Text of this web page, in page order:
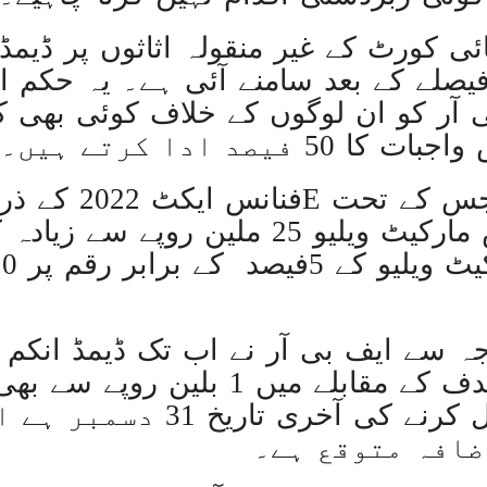
چین کے شمال مغربی حصے میں زلزلے سے ہلاکتوں کی تعداد
غزہ؛ حماس کے ہاتھوں مزید 7 اسرائیلی فوجی ہلاک، مجموعی تعداد 129 ہوگئی
اطالوی وزیراعظم کا سعودیہ میں مرتد
اسرائیل کا فارعہ میں
یواےای کے سفیر کا دورہ نیول
اٹلی کی
غزہ: اسکول پر
کورٹ کے غیر منقولہ اثاثوں پر
کے بعد سامنے آئی ہے۔ یہ حکم
آر کو ان لوگوں کے خلاف کوئی بھی
ادا کرتے ہیں۔
رہائشی افراد کے پاس مارکیٹ ویلیو 25
ارب روپے کے سالانہ ہدف کے مقابلے
کمپنیوں کی ریٹرن فائل کرنے
متوقع ہے۔